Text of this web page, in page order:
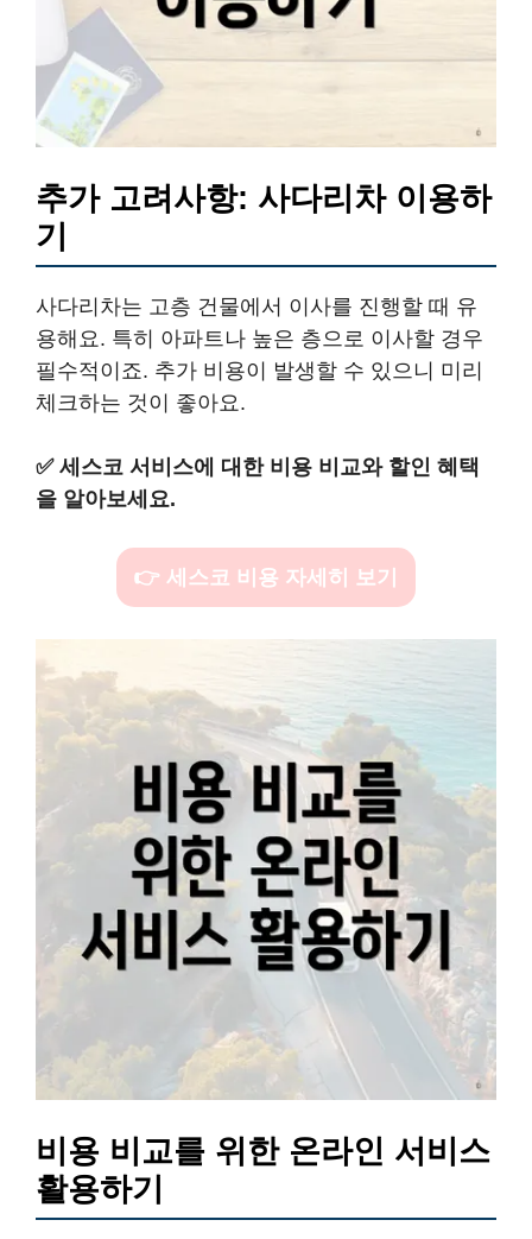
추가 고려사항: 사다리차 이용하
기
사다리차는 고층 건물에서 이사를 진행할 때 유
용해요. 특히 아파트나 높은 층으로 이사할 경우
필수적이죠. 추가 비용이 발생할 수 있으니 미리
체크하는 것이 좋아요.
✅ 세스코 서비스에 대한 비용 비교와 할인 혜택
을 알아보세요.
👉 세스코 비용 자세히 보기
비용 비교를 위한 온라인 서비스
활용하기